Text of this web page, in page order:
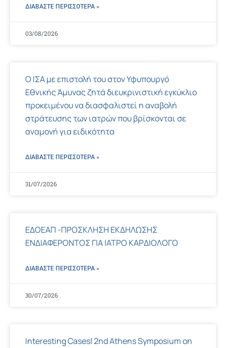
ΔΙΑΒΑΣΤΕ ΠΕΡΙΣΣΌΤΕΡΑ »
03/08/2026
Ο ΙΣΑ με επιστολή του στον Υφυπουργό
Εθνικής Άμυνας ζητά διευκρινιστική εγκύκλιο
προκειμένου να διασφαλιστεί η αναβολή
στράτευσης των ιατρών που βρίσκονται σε
αναμονή για ειδικότητα
ΔΙΑΒΑΣΤΕ ΠΕΡΙΣΣΌΤΕΡΑ »
31/07/2026
ΕΔΟΕΑΠ -ΠΡΟΣΚΛΗΣΗ ΕΚΔΗΛΩΣΗΣ
ΕΝΔΙΑΦΕΡΟΝΤΟΣ ΓΙΑ ΙΑΤΡΟ ΚΑΡΔΙΟΛΟΓΟ
ΔΙΑΒΑΣΤΕ ΠΕΡΙΣΣΌΤΕΡΑ »
30/07/2026
Interesting Cases| 2nd Athens Symposium on